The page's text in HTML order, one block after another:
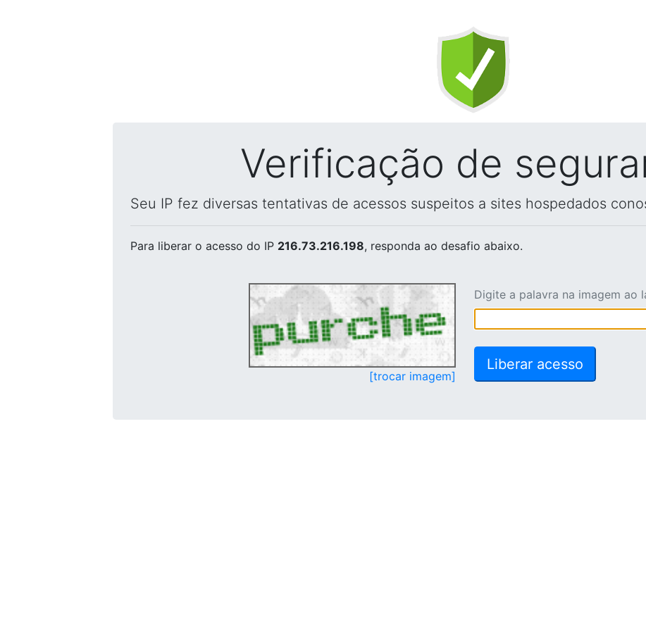
Verificação de
Seu IP fez diversas tentativas de acessos suspeitos a sites hospedados
Para liberar o acesso do IP 216.73.216.198, responda ao desafio abaixo.
[trocar imagem]
Digite a palavra na imagem ao